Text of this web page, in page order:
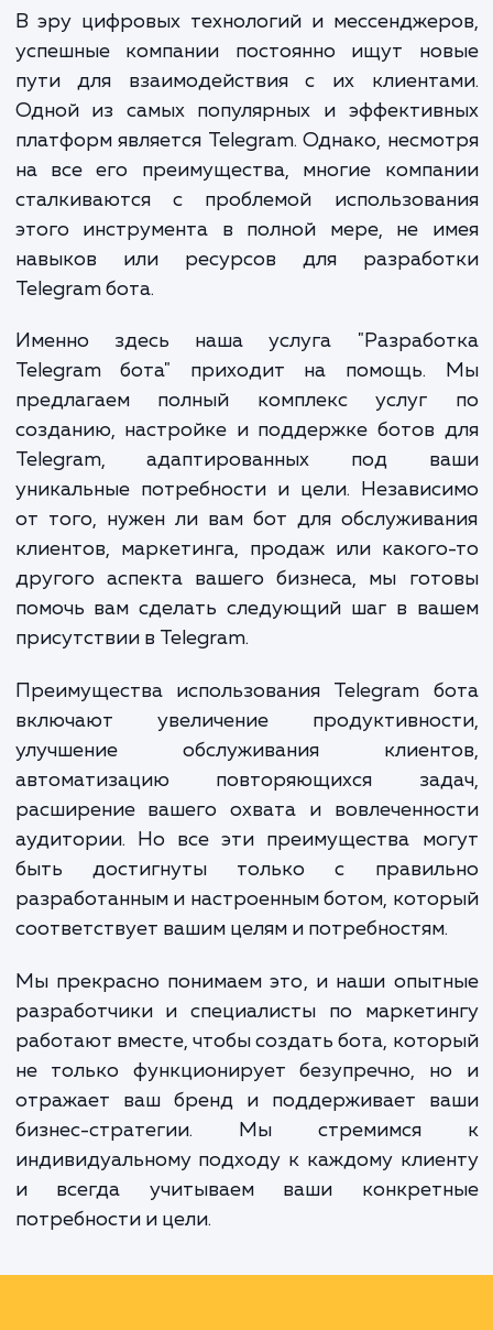
В эру цифровых технологий и
успешные компании постоянно ищут
пути для взаимодействия с их
Одной из самых популярных и
платформ является Telegram. Однако,
на все его преимущества, многие
этого инструмента в полной мере, не
навыков или ресурсов для
Telegram бота.
Именно здесь наша услуга
Telegram бота" приходит на
предлагаем полный комплекс
созданию, настройке и поддержке ботов
Telegram, адаптированных под
уникальные потребности и цели.
клиентов, маркетинга, продаж или
другого аспекта вашего бизнеса, мы
помочь вам сделать следующий шаг в
присутствии в Telegram.
Преимущества использования Telegram
включают увеличение
улучшение обслуживания
расширение вашего охвата и
аудитории. Но все эти преимущества
быть достигнуты только с
разработанным и настроенным ботом,
соответствует вашим целям и
Мы прекрасно понимаем это, и наши
разработчики и специалисты по
не только функционирует безупречно,